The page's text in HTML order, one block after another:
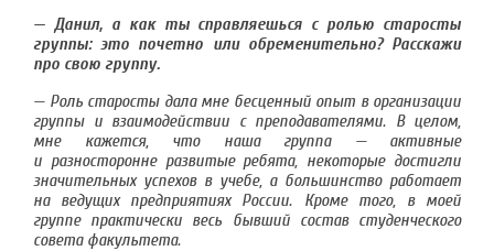
— Данил, а как ты справляешься с ролью старосты
группы: это почетно или обременительно? Расскажи
про свою группу.
— Роль старосты дала мне бесценный опыт в организации
группы и взаимодействии с преподавателями. В целом,
мне кажется, что наша группа — активные
и разносторонне развитые ребята, некоторые достигли
значительных успехов в учебе, а большинство работает
на ведущих предприятиях России. Кроме того, в моей
группе практически весь бывший состав студенческого
совета факультета.